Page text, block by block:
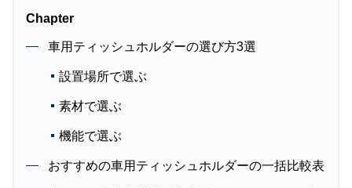
Chapter
車用ティッシュホルダーの選び方3選
設置場所で選ぶ
素材で選ぶ
機能で選ぶ
おすすめの車用ティッシュホルダーの一括比較表